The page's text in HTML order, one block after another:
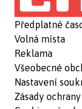
Předplatné
Volná místa
Reklama
Všeobecné
Nastavení
Zásady